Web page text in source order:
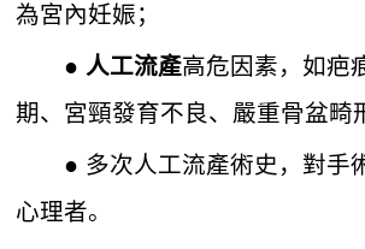
為宮內妊娠；
● 人工流產高危因素，如疤
期、宮頸發育不良、嚴重骨盆畸
● 多次人工流產術史，對手
心理者。